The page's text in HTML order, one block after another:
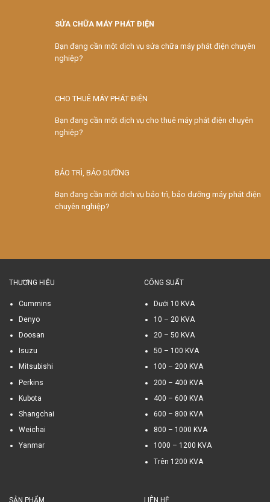
SỬA CHỮA MÁY PHÁT ĐIỆN
Bạn đang cần một dịch vụ sửa chữa máy phát điện chuyên
nghiệp?
CHO THUÊ MÁY PHÁT ĐIỆN
Bạn đang cần một dịch vụ cho thuê máy phát điện chuyên
nghiệp?
BẢO TRÌ, BẢO DƯỠNG
Bạn đang cần một dịch vụ bảo trì, bảo dưỡng máy phát điện
chuyên nghiệp?
THƯƠNG HIỆU
Cummins
Denyo
Doosan
Isuzu
Mitsubishi
Perkins
Kubota
Shangchai
Weichai
Yanmar
CÔNG SUẤT
Dưới 10 KVA
10 – 20 KVA
20 – 50 KVA
50 – 100 KVA
100 – 200 KVA
200 – 400 KVA
400 – 600 KVA
600 – 800 KVA
800 – 1000 KVA
1000 – 1200 KVA
Trên 1200 KVA
SẢN PHẨM LIÊN HỆ